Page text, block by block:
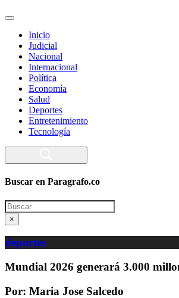
Inicio
Judicial
Nacional
Internacional
Política
Economía
Salud
Deportes
Entretenimiento
Tecnología
Buscar en Paragrafo.co
Search
×
deportes
Mundial 2026 generará 3.000
Por: Maria Jose Salcedo